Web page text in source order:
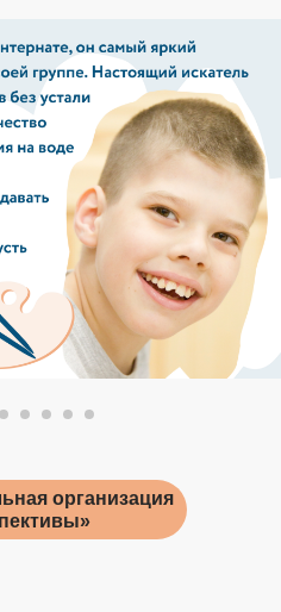
организация